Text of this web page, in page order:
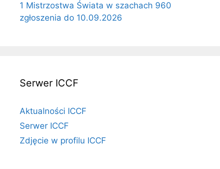
1 Mistrzostwa Świata w szachach 960
zgłoszenia do 10.09.2026
Serwer ICCF
Aktualności ICCF
Serwer ICCF
Zdjęcie w profilu ICCF